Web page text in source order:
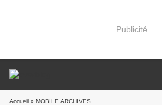
Publicité
Accueil » MOBILE.ARCHIVES